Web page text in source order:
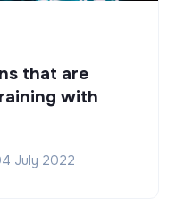
that are
with
July 2022